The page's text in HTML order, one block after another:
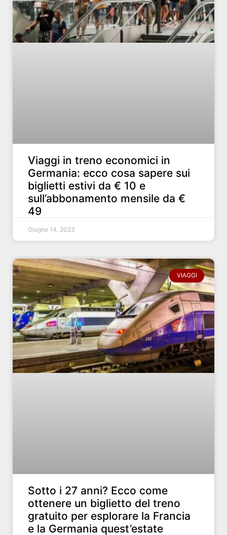
Viaggi in treno economici in
Germania: ecco cosa sapere sui
biglietti estivi da € 10 e
sull’abbonamento mensile da €
49
Giugno 14, 2023
VIAGGI
Sotto i 27 anni? Ecco come
ottenere un biglietto del treno
gratuito per esplorare la Francia
e la Germania quest’estate